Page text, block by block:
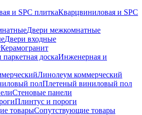
Кварцвиниловая и SPC
Двери межкомнатные
Двери входные
Керамогранит
Инженерная и
Линолеум коммерческий
Плетеный виниловый пол
Стеновые панели
Плинтус и пороги
Сопутствующие товары